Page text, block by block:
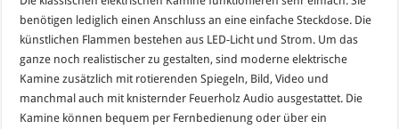
benötigen lediglich einen Anschluss an eine einfache Steckdose. Die
künstlichen Flammen bestehen aus LED-Licht und Strom. Um das
ganze noch realistischer zu gestalten, sind moderne elektrische
Kamine zusätzlich mit rotierenden Spiegeln, Bild, Video und
manchmal auch mit knisternder Feuerholz Audio ausgestattet. Die
Kamine können bequem per Fernbedienung oder über ein